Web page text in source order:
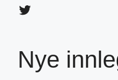
Twitter
Nye